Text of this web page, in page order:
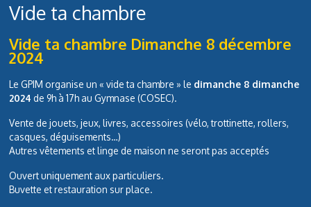
Vide ta chambre
Vide ta chambre Dimanche 8 décembre
2024
Le GPIM organise un « vide ta chambre » le dimanche 8 dimanche
2024 de 9h à 17h au Gymnase (COSEC).
Vente de jouets, jeux, livres, accessoires (vélo, trottinette, rollers,
casques, déguisements…)
Autres vêtements et linge de maison ne seront pas acceptés
Ouvert uniquement aux particuliers.
Buvette et restauration sur place.